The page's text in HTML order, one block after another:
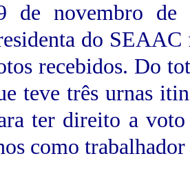
de novembro
do
recebidos. Do
teve três urnas
ter direito a
como